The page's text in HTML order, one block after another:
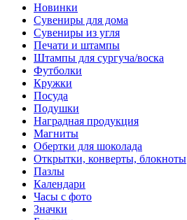
Новинки
Сувениры для дома
Сувениры из угля
Печати и штампы
Штампы для сургуча/воска
Футболки
Кружки
Посуда
Подушки
Наградная продукция
Магниты
Обертки для шоколада
Открытки, конверты, блокноты
Пазлы
Календари
Часы с фото
Значки